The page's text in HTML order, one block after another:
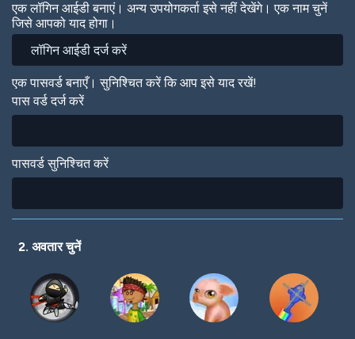
एक लॉगिन आईडी बनाएं। अन्य उपयोगकर्ता इसे नहीं देखेंगे। एक नाम चुनें
जिसे आपको याद होगा।
एक पासवर्ड बनाएँ। सुनिश्चित करें कि आप इसे याद रखें!
पास वर्ड दर्ज करें
पासवर्ड सुनिश्चित करें
2. अवतार चुनें